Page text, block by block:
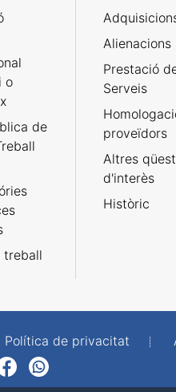
o
de
treball
Alienacions
Prestació
Serveis
proveïdors
Altres
d'interès
Històric
Política de privacitat